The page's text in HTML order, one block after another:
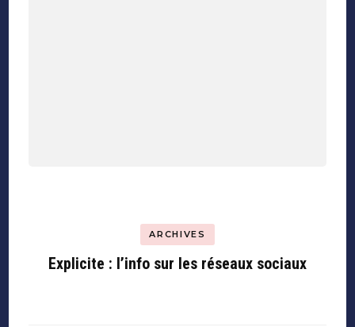
ARCHIVES
Explicite : l’info sur les réseaux sociaux